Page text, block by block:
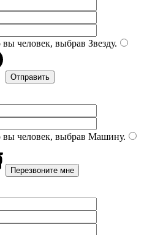
человек, выбрав Звезду.
человек, выбрав Машину.